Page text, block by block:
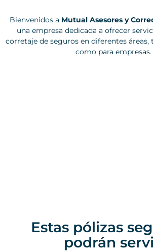
Bienvenidos a Mutual Asesores y
una empresa dedicada a ofrecer
corretaje de seguros en diferentes áreas,
como para empresas.
Estas pólizas
podrán